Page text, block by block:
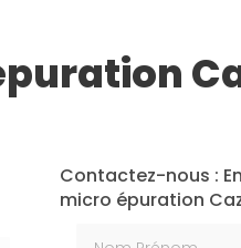
Contactez-nous :
micro épuration